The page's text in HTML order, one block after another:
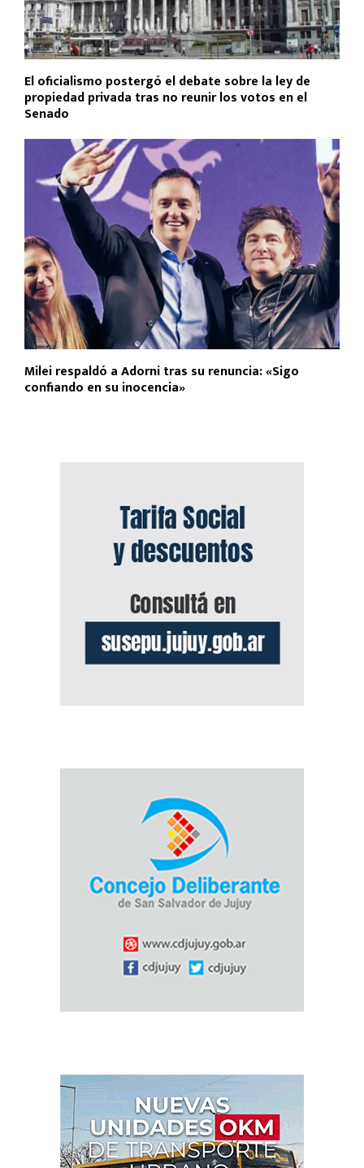
El oficialismo postergó el debate sobre la ley de
propiedad privada tras no reunir los votos en el
Senado
Milei respaldó a Adorni tras su renuncia: «Sigo
confiando en su inocencia»